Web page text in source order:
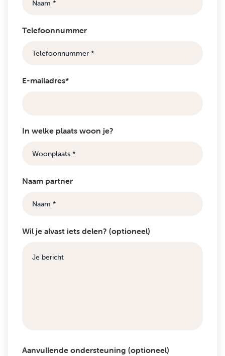
Telefoonnummer
E-mailadres*
In welke plaats woon je?
Naam partner
Wil je alvast iets delen? (optioneel)
Aanvullende ondersteuning (optioneel)